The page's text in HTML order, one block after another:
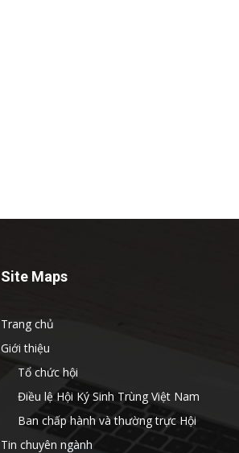
Site Maps
Trang chủ
Giới thiệu
Tổ chức hội
Điều lệ Hội Ký Sinh Trùng Việt Nam
Ban chấp hành và thường trực Hội
Tin chuyên ngành